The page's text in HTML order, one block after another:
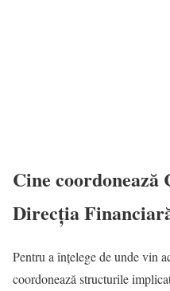
Cine coordonează
Direcția
Pentru a înțelege de unde vin
coordonează structurile